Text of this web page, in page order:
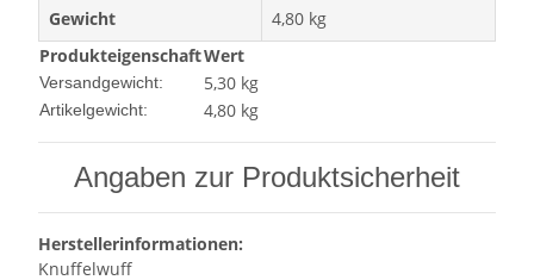
Gewicht
4,80 kg
ProdukteigenschaftWert
Versandgewicht: 5,30 kg
Artikelgewicht: 4,80 kg
Angaben zur Produktsicherheit
Herstellerinformationen:
Knuffelwuff